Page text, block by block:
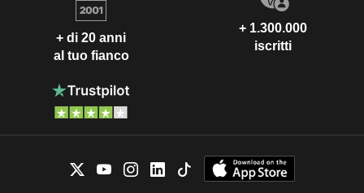
+ di 20 anni
al tuo fianco
+ 1.300.000
iscritti